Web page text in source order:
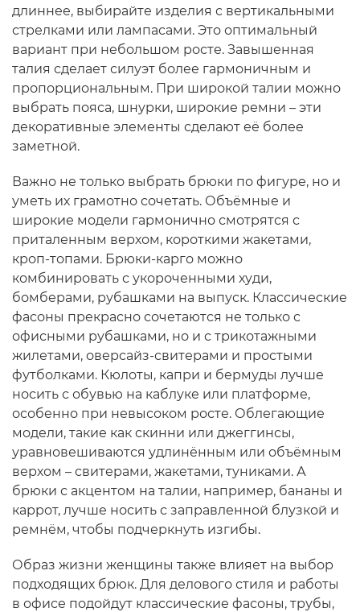
длиннее, выбирайте изделия с вертикальными
стрелками или лампасами. Это оптимальный
вариант при небольшом росте. Завышенная
талия сделает силуэт более гармоничным и
пропорциональным. При широкой талии можно
выбрать пояса, шнурки, широкие ремни – эти
декоративные элементы сделают её более
заметной.
Важно не только выбрать брюки по фигуре, но и
уметь их грамотно сочетать. Объёмные и
широкие модели гармонично смотрятся с
приталенным верхом, короткими жакетами,
кроп-топами. Брюки-карго можно
комбинировать с укороченными худи,
бомберами, рубашками на выпуск. Классические
фасоны прекрасно сочетаются не только с
офисными рубашками, но и с трикотажными
жилетами, оверсайз-свитерами и простыми
футболками. Кюлоты, капри и бермуды лучше
носить с обувью на каблуке или платформе,
особенно при невысоком росте. Облегающие
модели, такие как скинни или джеггинсы,
уравновешиваются удлинённым или объёмным
верхом – свитерами, жакетами, туниками. А
брюки с акцентом на талии, например, бананы и
каррот, лучше носить с заправленной блузкой и
ремнём, чтобы подчеркнуть изгибы.
Образ жизни женщины также влияет на выбор
подходящих брюк. Для делового стиля и работы
в офисе подойдут классические фасоны, трубы,